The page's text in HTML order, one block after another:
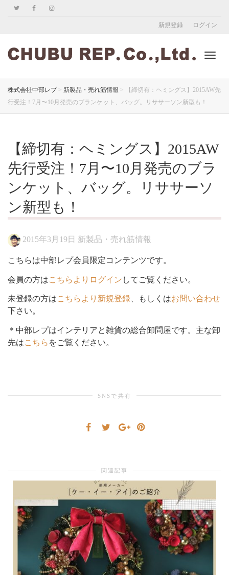
新規登録 ログイン
ゲ
ョ
替
株式会社中部レプ> 新製品・売れ筋情報 >
【締切有：ヘミングス】2015AW先
行受注！7月〜10月発売のブランケット、バッグ。リササーソン新型も！
【締切有：ヘミングス】2015AW
先行受注！7月〜10月発売のブラ
ンケット、バッグ。リササーソ
ン新型も！
2015年3月19日 新製品・売れ筋情報
こちらは中部レプ会員限定コンテンツです。
会員の方はこちらよりログイン してご覧ください。
未登録の方はこちらより新規登録、もしくはお問い合わせ
下さい。
＊中部レプはインテリアと雑貨の総合卸問屋です。主な卸
先はこちら をご覧ください。
SNSで共有
関連記事